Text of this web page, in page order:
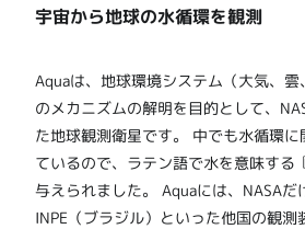
宇宙から地球の水循環を観測
Aquaは、地球環境システム（大気、雲
のメカニズムの解明を目的として、
た地球観測衛星です。 中でも水循環
ているので、ラテン語で水を意味する
与えられました。 Aquaには、NASAだ
INPE（ブラジル）といった他国の観